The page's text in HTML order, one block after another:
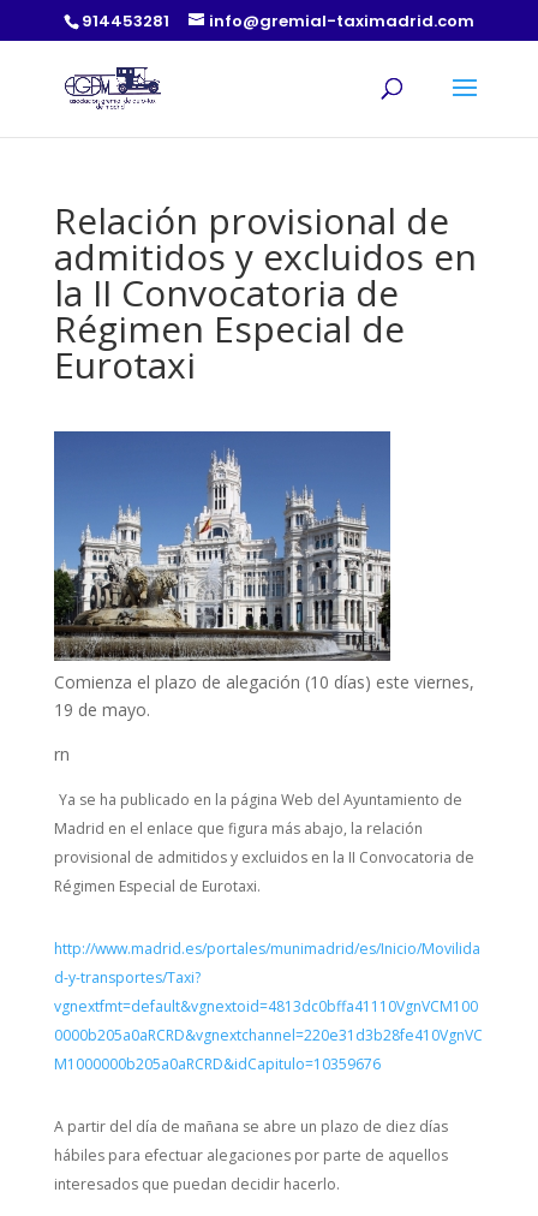
914453281 info@gremial-taximadrid.com
Relación provisional de
admitidos y excluidos en
la II Convocatoria de
Régimen Especial de
Eurotaxi
Comienza el plazo de alegación (10 días) este viernes,
19 de mayo.
rn
Ya se ha publicado en la página Web del Ayuntamiento de
Madrid en el enlace que figura más abajo, la relación
provisional de admitidos y excluidos en la II Convocatoria de
Régimen Especial de Eurotaxi.
http://www.madrid.es/portales/munimadrid/es/Inicio/Movilida
d-y-transportes/Taxi?
vgnextfmt=default&vgnextoid=4813dc0bffa41110VgnVCM100
0000b205a0aRCRD&vgnextchannel=220e31d3b28fe410VgnVC
M1000000b205a0aRCRD&idCapitulo=10359676
A partir del día de mañana se abre un plazo de diez días
hábiles para efectuar alegaciones por parte de aquellos
interesados que puedan decidir hacerlo.